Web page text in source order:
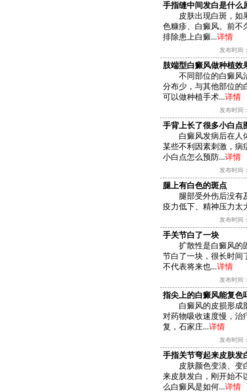
手指缝中间发白是什么
皮肤出现白斑，如
色糠疹、白癜风。前
排除患上白癜...详情
发布时间
肢端型白癜风做种植效
不同部位的白癜风
分布少，与其他部位的
可以做种植手术...详情
发布时间
手背上长了很多小白点
白癜风发病后在人
某些不利因素刺激，病
小白点怎么预防...详情
发布时间
腿上有白色的斑点
腿部受外伤后没有
疫力低下、精神压力太
发布时间
手关节白了一块
扩散性是白癜风的
节白了一块，很长时
不代表将来也...详情
发布时间
指尖上的白癜风能复色
白癜风的皮损形成
对药物吸收速度慢，治
复，石家庄...详情
发布时间
手指关节弯起来皮肤发
皮肤颜色变淡、变
来皮肤发白，刚开始不
么白癜风是如何...详情